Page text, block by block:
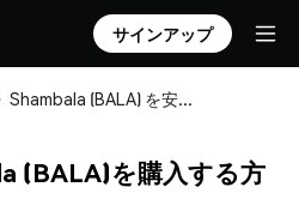
サインアップ
Shambala (BALA) を安全に購入・保管
(BALA)を購入する方